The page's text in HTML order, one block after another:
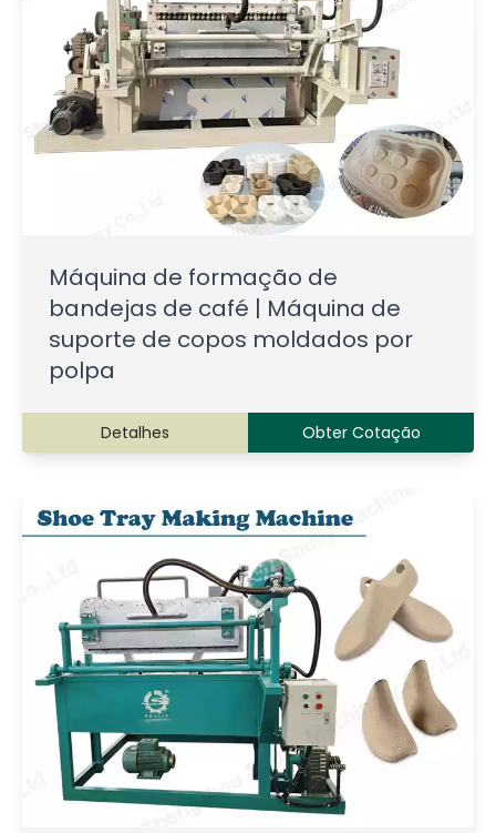
Máquina de formação de
bandejas de café | Máquina de
suporte de copos moldados por
polpa
Detalhes Obter Cotação